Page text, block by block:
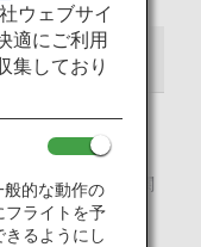
および空港内に関
ウェブサイ
適にご利用
集しており
般的な動作の
フライトを予
るようにし